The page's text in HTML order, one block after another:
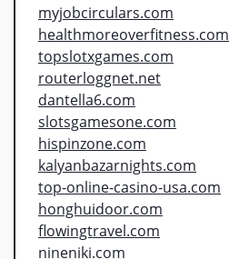
myjobcirculars.com
healthmoreoverfitness.com
topslotxgames.com
routerloggnet.net
dantella6.com
slotsgamesone.com
hispinzone.com
kalyanbazarnights.com
top-online-casino-usa.com
honghuidoor.com
flowingtravel.com
nineniki.com